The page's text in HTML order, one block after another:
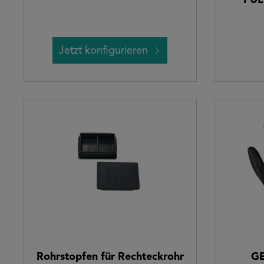
Jetzt konfigurieren
Rohrstopfen für Rechteckrohr